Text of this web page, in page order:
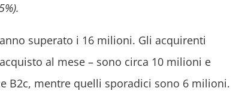
superato i 16 milioni. Gli acquirenti
al mese – sono circa 10 milioni e
B2c, mentre quelli sporadici sono 6 milioni.